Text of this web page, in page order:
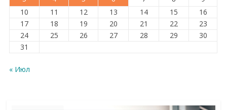
10
11 12 13 14 15
16
17
18 19 20 21 22
23
24
25 26 27 28 29
30
31
« Июл